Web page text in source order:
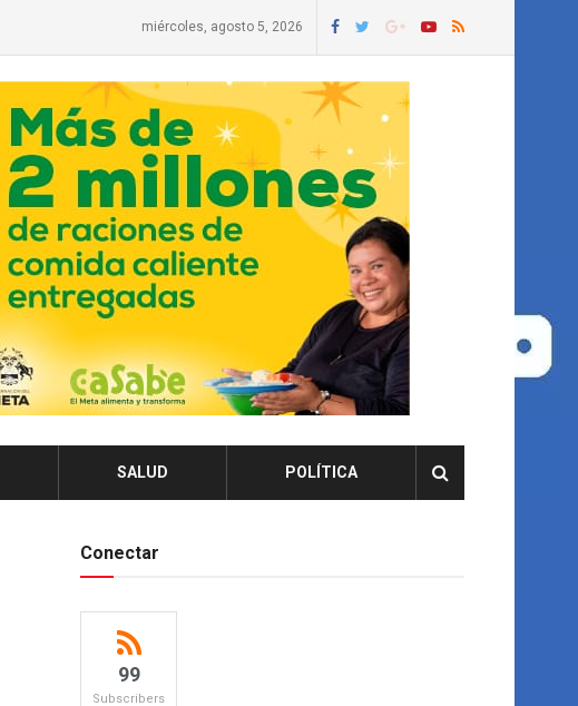
miércoles, agosto 5, 2026
SALUD POLÍTICA
Conectar
99
Subscribers